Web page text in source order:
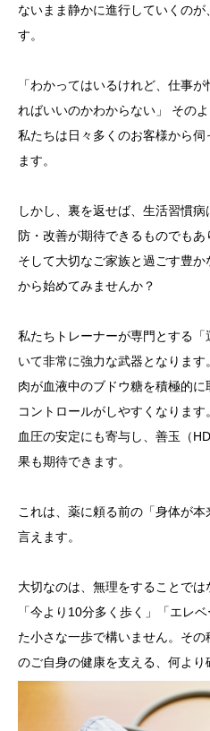
ないまま静かに進行していくの
す。
「わかってはいるけれど、仕事
ればいいのかわからない」 その
私たちは日々多くのお客様から
ます。
しかし、裏を返せば、生活習慣
防・改善が期待できるものでもあ
そして大切なご家族と過ごす豊
から始めてみませんか？
私たちトレーナーが専門とする
いて非常に強力な武器となりま
肉が血液中のブドウ糖を積極的
コントロールがしやすくなりま
血圧の安定にも寄与し、善玉（
果も期待できます。
これは、薬に頼る前の「身体が
言えます。
大切なのは、無理をすることで
「今より10分多く歩く」「エレ
た小さな一歩で構いません。そ
のご自身の健康を支える、何より